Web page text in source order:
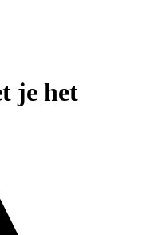
je het